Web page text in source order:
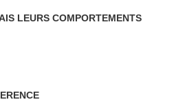
LEURS COMPORTEMENTS